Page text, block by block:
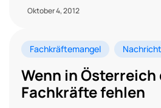
Oktober 4, 2012
Fachkräftemangel
Wenn in Österreich
Fachkräfte fehlen